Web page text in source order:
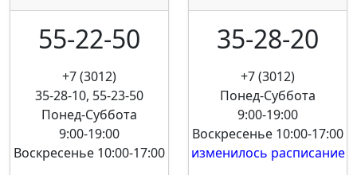
55-22-50
+7 (3012)
35-28-10, 55-23-50
Понед-Суббота
9:00-19:00
Воскресенье 10:00-17:00
35-28-20
+7 (3012)
Понед-Суббота
9:00-19:00
Воскресенье 10:00-17:00
изменилось расписание